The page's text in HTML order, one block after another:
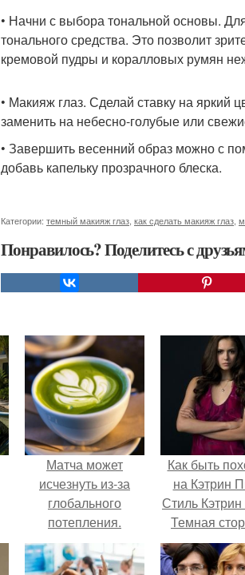
• Начни с выбора тональной основы.
тонального средства. Это позволит
кремовой пудры и коралловых румян
• Макияж глаз. Сделай ставку на
заменить на небесно-голубые или
• Завершить весенний образ можно с
добавь капельку прозрачного блеска.
Категории: темный макияж глаз как сделать макияж глаз
Понравилось? Поделитесь с
Матча может
исчезнуть из-за
глобального
потепления.
Как быть
на Кэтрин
Стиль
Темная